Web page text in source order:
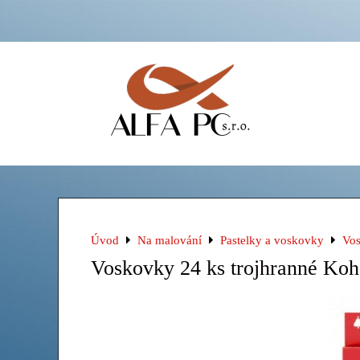
Úvod Na malování Pastelky a voskovky
Voskovky 24 ks trojhranné